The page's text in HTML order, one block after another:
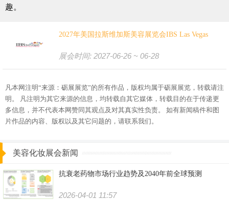
趣。
2027年美国拉斯维加斯美容展览会IBS Las Vegas
展会时间: 2027-06-26 ~ 06-28
凡本网注明“来源：砺展展览”的所有作品，版权均属于砺展展览，转载请注
明。 凡注明为其它来源的信息，均转载自其它媒体，转载目的在于传递更
多信息，并不代表本网赞同其观点及对其真实性负责。 如有新闻稿件和图
片作品的内容、版权以及其它问题的，请联系我们。
美容化妆展会新闻
抗衰老药物市场行业趋势及2040年前全球预测
2026-04-01 11:57